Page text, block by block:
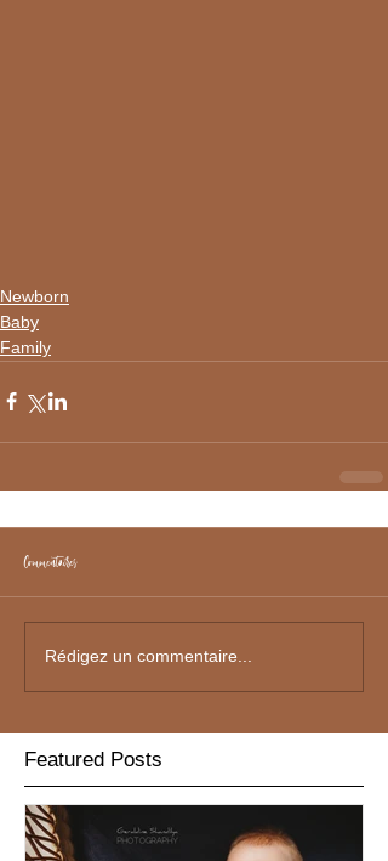
Newborn
Baby
Family
Commentaires
Rédigez un commentaire...
Featured Posts